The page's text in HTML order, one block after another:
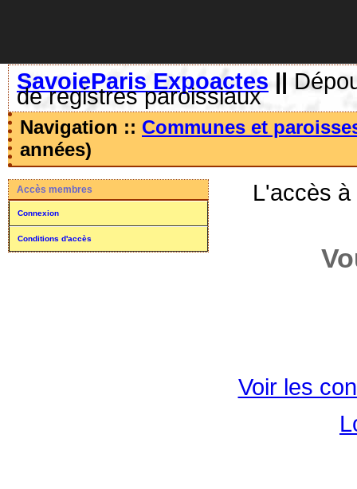
SavoieParis Expoactes ||
de registres paroissiaux
Navigation :: Communes et
années)
Accès membres
Connexion
Conditions d'accès
L'accès
Voir les